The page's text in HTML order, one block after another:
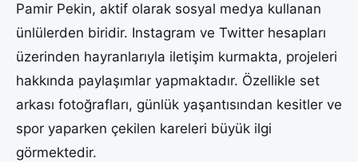
Pamir Pekin, aktif olarak sosyal medya kullanan
ünlülerden biridir. Instagram ve Twitter hesapları
üzerinden hayranlarıyla iletişim kurmakta, projeleri
hakkında paylaşımlar yapmaktadır. Özellikle set
arkası fotoğrafları, günlük yaşantısından kesitler ve
spor yaparken çekilen kareleri büyük ilgi
görmektedir.